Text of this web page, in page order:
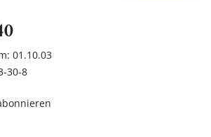
01.10.03
30-8